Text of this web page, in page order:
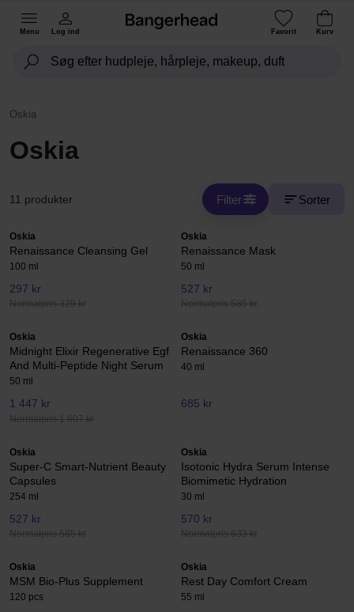
Menu Log ind Favorit Kurv
Oskia
Oskia
11 produkter Filter Sorter
Oskia
Renaissance Cleansing Gel
100 ml
297 kr
Normalpris 329 kr
Oskia
Renaissance Mask
50 ml
527 kr
Normalpris 585 kr
Oskia
Midnight Elixir Regenerative Egf
And Multi-Peptide Night Serum
50 ml
1 447 kr
Normalpris 1 607 kr
Oskia
Renaissance 360
40 ml
685 kr
Oskia
Super-C Smart-Nutrient Beauty
Capsules
254 ml
527 kr
Normalpris 585 kr
Oskia
Isotonic Hydra Serum Intense
Biomimetic Hydration
30 ml
570 kr
Normalpris 633 kr
Oskia
MSM Bio-Plus Supplement
120 pcs
Oskia
Rest Day Comfort Cream
55 ml